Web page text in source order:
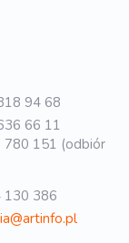
94 68
66 11
780 151 (odbiór
130 386